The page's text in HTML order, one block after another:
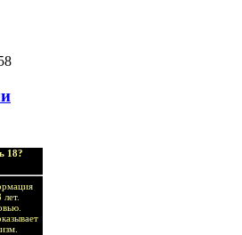
18?